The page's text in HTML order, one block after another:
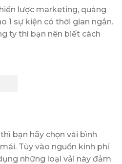
lược marketing, quảng
1 sự kiện có thời gian ngắn.
ty thì bạn nên biết cách
bạn hãy chọn vải bình
Tùy vào nguồn kinh phí
những loại vải này đảm